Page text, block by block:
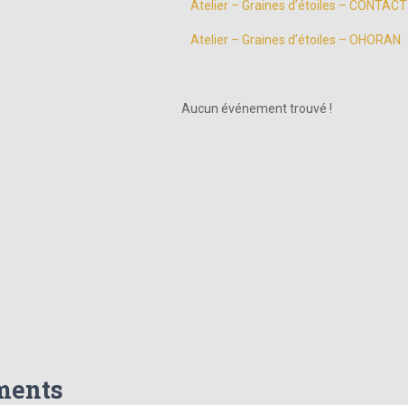
Atelier – Graines d’étoiles – CONTACT
Atelier – Graines d’étoiles – OHORAN
Aucun événement trouvé !